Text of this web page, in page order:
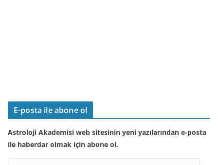
E-posta ile abone ol
Astroloji Akademisi web sitesinin yeni yazılarından e-posta
ile haberdar olmak için abone ol.